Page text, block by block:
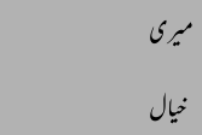
میری
خیال